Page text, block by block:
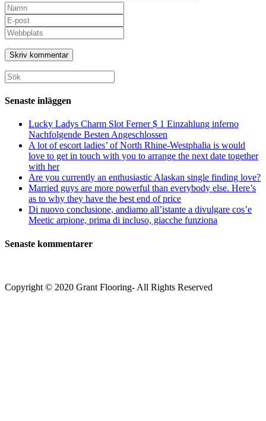
Ange
ditt
namn
eller
användarnamn
för
att
kommentera
Ange
din
e-
postadress
för
att
kommentera
Ange
URL
till
din
webbplats
(valfritt)
Sök
efter:
Senaste inläggen
Lucky Ladys Charm Slot Ferner $ 1 Einzahlung inferno
Nachfolgende Besten Angeschlossen
A lot of escort ladies’ of North Rhine-Westphalia is would
love to get in touch with you to arrange the next date together
with her
Are you currently an enthusiastic Alaskan single finding love?
Married guys are more powerful than everybody else. Here’s
as to why they have the best end of price
Di nuovo conclusione, andiamo all’istante a divulgare cos’e
Meetic arpione, prima di incluso, giacche funziona
Senaste kommentarer
Copyright © 2020 Grant Flooring- All Rights Reserved